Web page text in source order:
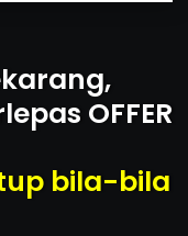
OFFER
bila-bila